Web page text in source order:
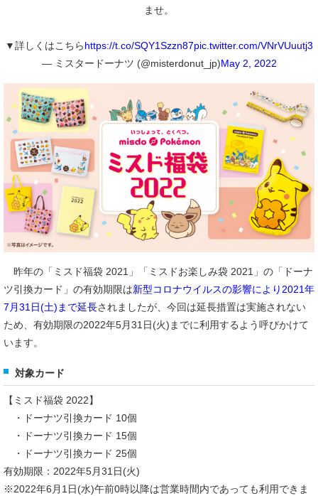
ませ。
▼詳しくはこちらhttps://t.co/SQY1Szzn87pic.twitter.com/VNrVUuutj3
— ミスタードーナツ (@misterdonut_jp)May 2, 2022
昨年の「ミスド福袋 2021」「ミスドお楽しみ袋 2021」の「ドーナ
ツ引換カード」の有効期限は新型コロナウイルスの影響により2021年
7月31日(土)まで延長されましたが、今回は延長措置は実施されない
ため、有効期限の2022年5月31日(火)までに利用するよう呼びかけて
います。
対象カード
【ミスド福袋 2022】
・ドーナツ引換カード 10個
・ドーナツ引換カード 15個
・ドーナツ引換カード 25個
有効期限：2022年5月31日(火)
※2022年6月1日(水)午前0時以降は営業時間内であっても利用できま